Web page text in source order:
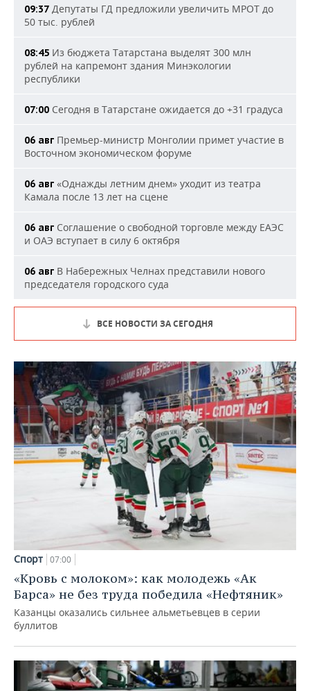
09:37 Депутаты ГД предложили увеличить МРОТ до
50 тыс. рублей
08:45 Из бюджета Татарстана выделят 300 млн
рублей на капремонт здания Минэкологии
республики
07:00 Сегодня в Татарстане ожидается до +31 градуса
06 авг Премьер-министр Монголии примет участие в
Восточном экономическом форуме
06 авг «Однажды летним днем» уходит из театра
Камала после 13 лет на сцене
06 авг Соглашение о свободной торговле между ЕАЭС
и ОАЭ вступает в силу 6 октября
06 авг В Набережных Челнах представили нового
председателя городского суда
ВСЕ НОВОСТИ ЗА СЕГОДНЯ
Спорт 07:00
«Кровь с молоком»: как молодежь «Ак
Барса» не без труда победила «Нефтяник»
Казанцы оказались сильнее альметьевцев в серии
буллитов